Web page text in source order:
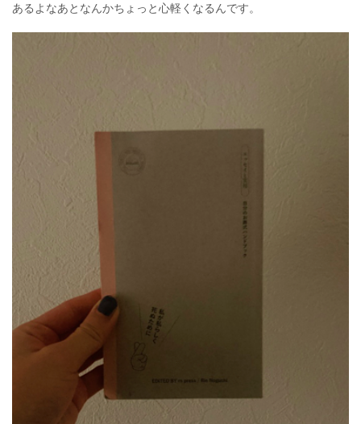
あるよなあとなんかちょっと心軽くなるんです。